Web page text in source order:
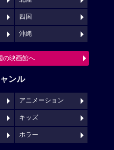
四国
沖縄
の映画館へ
ンル
アニメーション
キッズ
ホラー